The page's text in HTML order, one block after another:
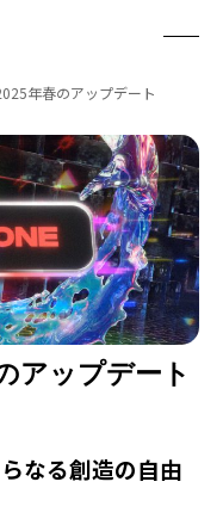
CGWORLD
月刊誌
別冊
CGWORLD.jp
無料セミナー
年春のアップデート
アップデート
なる創造の自由